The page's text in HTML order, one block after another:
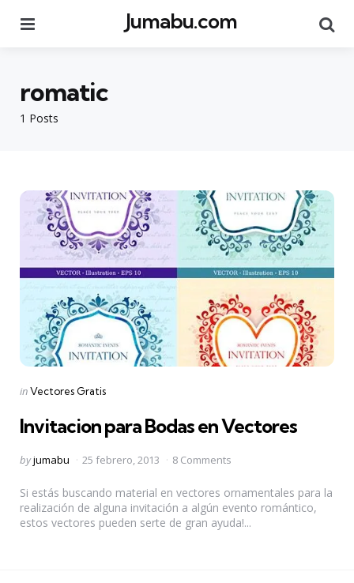
Jumabu.com
1 Posts
romatic
Categories
Posted
inVectores Gratis
Invitacion para Bodas en Vectores
Posted
byjumabu 25 febrero, 2013 8 Comments
Si estás buscando material en vectores ornamentales para la
realización de alguna invitación a algún evento romántico,
estos vectores pueden serte de gran ayuda!...